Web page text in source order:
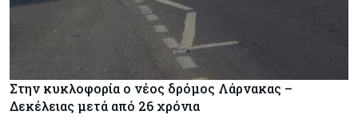
Στην κυκλοφορία ο νέος δρόμος Λάρνακας –
Δεκέλειας μετά από 26 χρόνια